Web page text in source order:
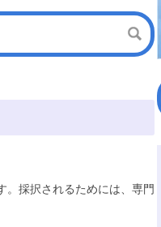
。採択されるためには、専門